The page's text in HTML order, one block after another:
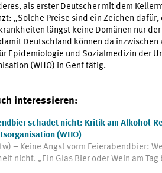
als erster Deutscher mit dem
„Solche Preise sind ein Zeichen
längst keine Domänen nur
Deutschland können da
Epidemiologie und Sozialmedizin der
(WHO) in Genf tätig.
interessieren:
schadet nicht: Kritik am Alkohol-
(WHO)
– Keine Angst vorm Feierabendbier:
nicht. „Ein Glas Bier oder Wein am